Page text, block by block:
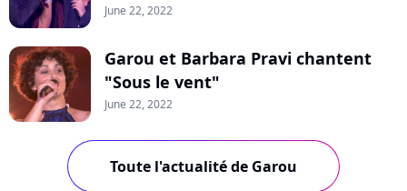
June 22, 2022
Garou et Barbara Pravi chantent
"Sous le vent"
June 22, 2022
Toute l'actualité de Garou